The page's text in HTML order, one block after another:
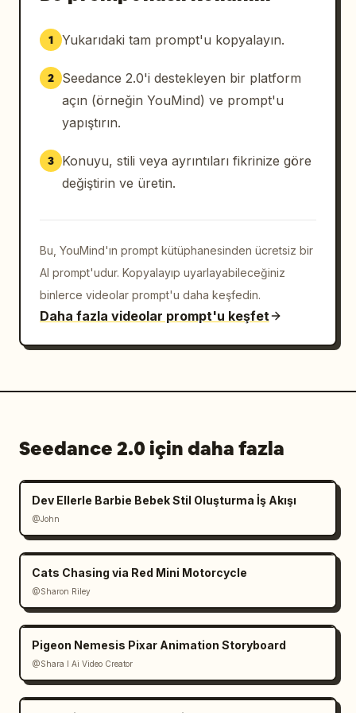
1 Yukarıdaki tam prompt'u kopyalayın.
2
Seedance 2.0'i destekleyen bir platform
açın (örneğin YouMind) ve prompt'u
yapıştırın.
3
Konuyu, stili veya ayrıntıları fikrinize göre
değiştirin ve üretin.
Bu, YouMind'ın prompt kütüphanesinden ücretsiz bir
AI prompt'udur. Kopyalayıp uyarlayabileceğiniz
binlerce videolar prompt'u daha keşfedin.
Daha fazla videolar prompt'u keşfet
Seedance 2.0 için daha fazla
Dev Ellerle Barbie Bebek Stil Oluşturma İş Akışı
@John
Cats Chasing via Red Mini Motorcycle
@Sharon Riley
Pigeon Nemesis Pixar Animation Storyboard
@Shara I Ai Video Creator